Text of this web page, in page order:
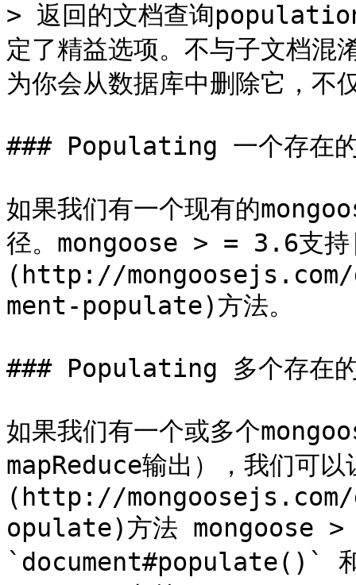
> 返回的文档查询population
定了精益选项。不与子文档混
为你会从数据库中删除它，不
### Populating 一个存在
如果我们有一个现有的
径。mongoose > = 3.6支
(http://mongoosejs.com/
ment-populate)方法。
### Populating 多个存在
如果我们有一个或多个
mapReduce输出），我们
(http://
opulate)方法 mongoose >
`document#populate()`